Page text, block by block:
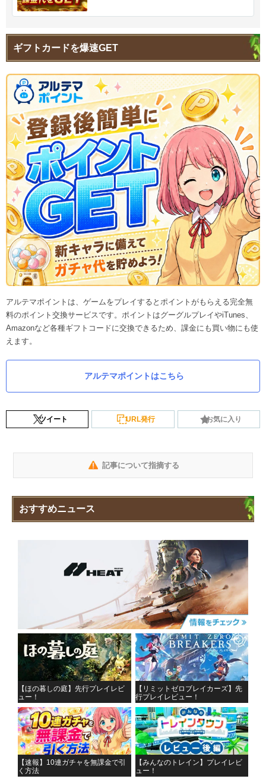
ギフトカードを爆速GET
アルテマポイントは、ゲームをプレイするとポイントがもらえる完全無
料のポイント交換サービスです。ポイントはグーグルプレイやiTunes、
Amazonなど各種ギフトコードに交換できるため、課金にも買い物にも使
えます。
アルテマポイントはこちら
ツイート URL発行 お気に入り
記事について指摘する
おすすめニュース
【ほの暮しの庭】先行プレイレビ
ュー！
【リミットゼロブレイカーズ】先
行プレイレビュー！
【速報】10連ガチャを無課金で引
く方法
【みんなのトレイン】プレイレビ
ュー！